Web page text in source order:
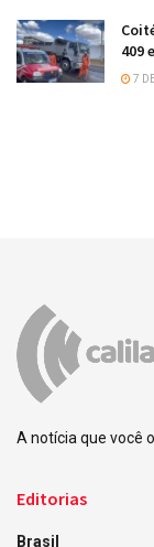
409
7
A notícia que você
Editorias
Brasil